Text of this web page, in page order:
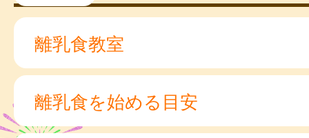
離乳食教室
離乳食を始める目安